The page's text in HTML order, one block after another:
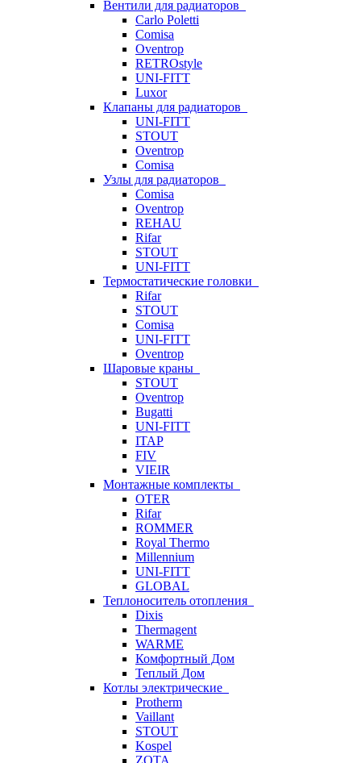
Вентили для радиаторов
Carlo Poletti
Comisa
Oventrop
RETROstyle
UNI-FITT
Luxor
Клапаны для радиаторов
UNI-FITT
STOUT
Oventrop
Comisa
Узлы для радиаторов
Comisa
Oventrop
REHAU
Rifar
STOUT
UNI-FITT
Термостатические головки
Rifar
STOUT
Comisa
UNI-FITT
Oventrop
Шаровые краны
STOUT
Oventrop
Bugatti
UNI-FITT
ITAP
FIV
VIEIR
Монтажные комплекты
OTER
Rifar
ROMMER
Royal Thermo
Millennium
UNI-FITT
GLOBAL
Теплоноситель отопления
Dixis
Thermagent
WARME
Комфортный Дом
Теплый Дом
Котлы электрические
Protherm
Vaillant
STOUT
Kospel
ZOTA